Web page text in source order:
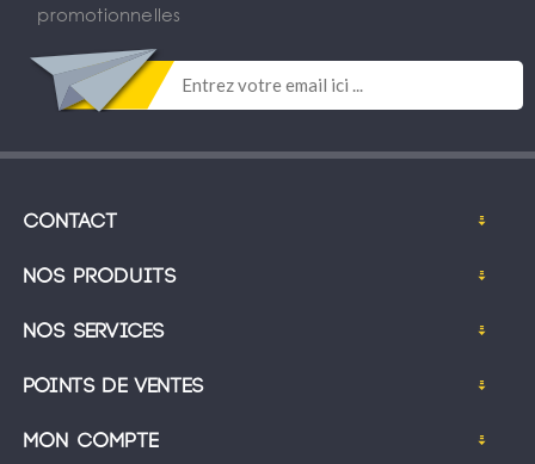
promotionnelles
Contact
Nos produits
Nos services
Points de ventes
Mon compte